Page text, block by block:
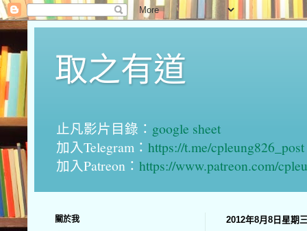
取之有道
止凡影片目錄： google sheet
加入Telegram： https://t.me/cpleung826_post
加入Patreon： https://www.patreon.com/
2012年8月8日星期
關於我